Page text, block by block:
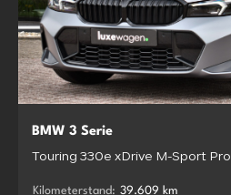
BMW 3 Serie
Touring 330e xDrive M-Sport Pro
Kilometerstand: 39.609 km